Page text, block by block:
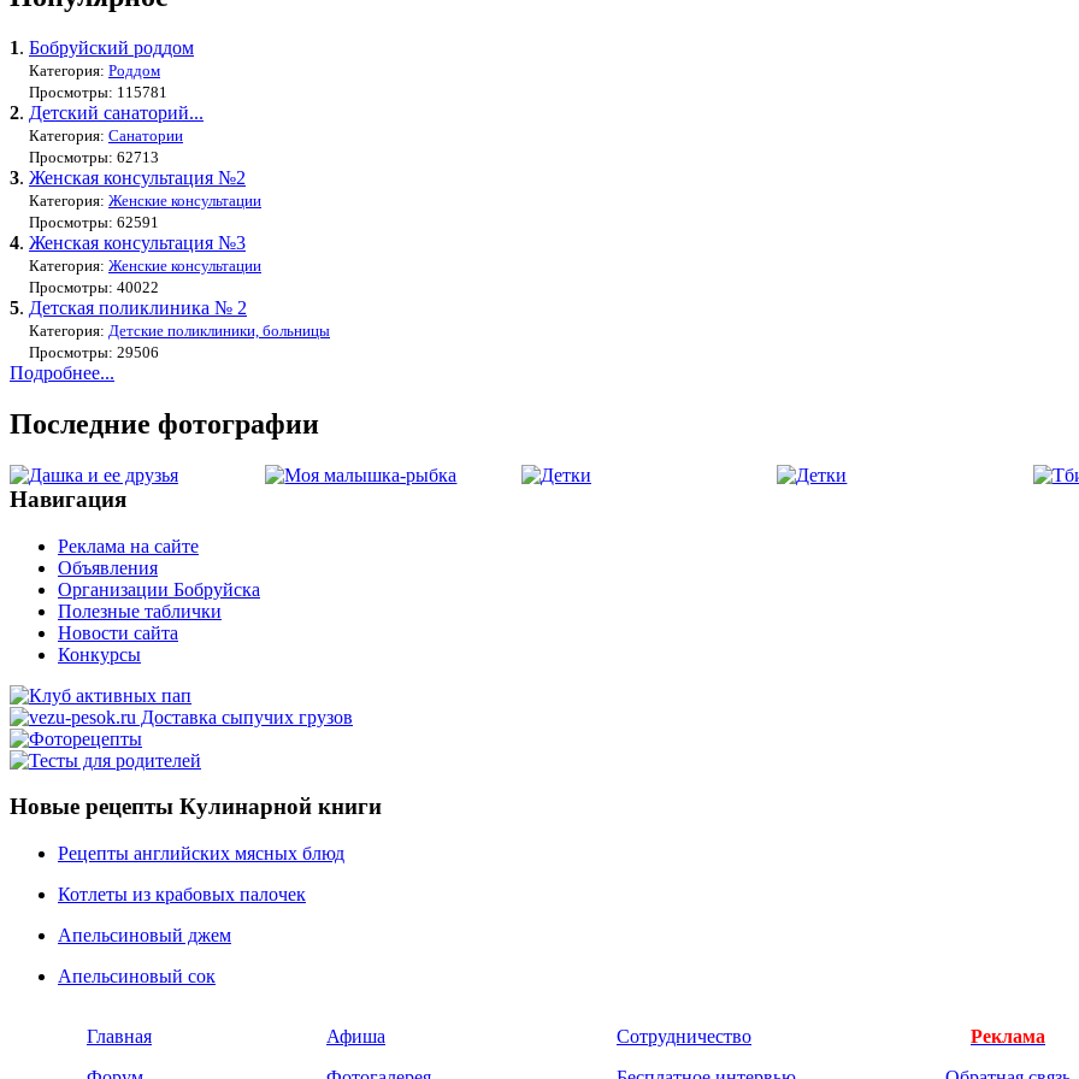
1. Бобруйский роддом
Категория: Роддом
Просмотры: 115781
2. Детский санаторий...
Категория: Санатории
Просмотры: 62713
3. Женская консультация №2
Категория: Женские консультации
Просмотры: 62591
4. Женская консультация №3
Категория: Женские консультации
Просмотры: 40022
5. Детская поликлиника № 2
Категория: Детские поликлиники, больницы
Просмотры: 29506
Подробнее...
Последние фотографии
Навигация
Реклама на сайте
Объявления
Организации Бобруйска
Полезные таблички
Новости сайта
Конкурсы
Новые рецепты Кулинарной книги
Рецепты английских мясных блюд
Котлеты из крабовых палочек
Апельсиновый джем
Апельсиновый сок
Главная
Афиша
Сотрудничество
Реклама